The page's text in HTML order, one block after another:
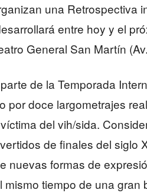
una Retrospectiva
entre hoy y el
General San Martín
de la Temporada
por doce largometrajes
del vih/sida.
de finales del siglo
nuevas formas de
tiempo de una